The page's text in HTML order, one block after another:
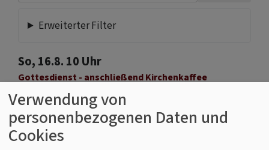
Erweiterter Filter
So, 16.8. 10 Uhr
Gottesdienst - anschließend Kirchenkaffee
Hallstadt Johanneskirche Hallstadt
Verwendung von
personenbezogenen Daten und
Cookies